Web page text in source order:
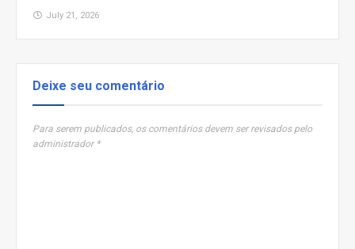
July 21, 2026
Deixe seu comentário
Para serem publicados, os comentários devem ser revisados pelo
administrador *